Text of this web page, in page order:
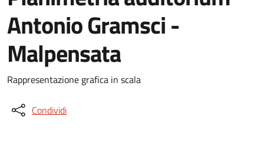
Antonio Gramsci -
Malpensata
Rappresentazione grafica in scala
Condividi